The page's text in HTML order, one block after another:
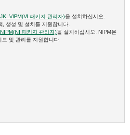
JKI VIPM(VI 패키지 관리자)을 설치하십시오.
, 생성 및 설치를 지원합니다.
NIPM(NI 패키지 관리자)을 설치하십시오. NIPM은
및 관리를 지원합니다.